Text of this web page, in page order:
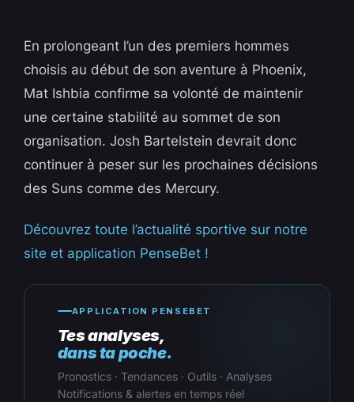
En prolongeant l’un des premiers hommes
choisis au début de son aventure à Phoenix,
Mat Ishbia confirme sa volonté de maintenir
une certaine stabilité au sommet de son
organisation. Josh Bartelstein devrait donc
continuer à peser sur les prochaines décisions
des Suns comme des Mercury.
Découvrez toute l’actualité sportive sur notre
site et application PenseBet !
APPLICATION PENSEBET
Tes analyses,
dans ta poche.
Pronostics · Tendances · Outils · Analyses
Notifications & alertes en temps réel